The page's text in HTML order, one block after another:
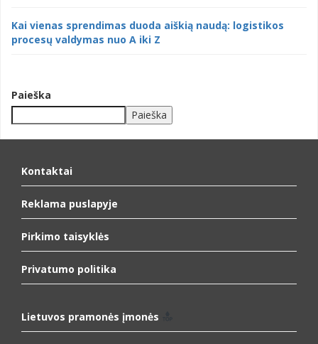
Kai vienas sprendimas duoda aiškią naudą: logistikos
procesų valdymas nuo A iki Z
Paieška
Paieška
Kontaktai
Reklama puslapyje
Pirkimo taisyklės
Privatumo politika
Lietuvos pramonės įmonės